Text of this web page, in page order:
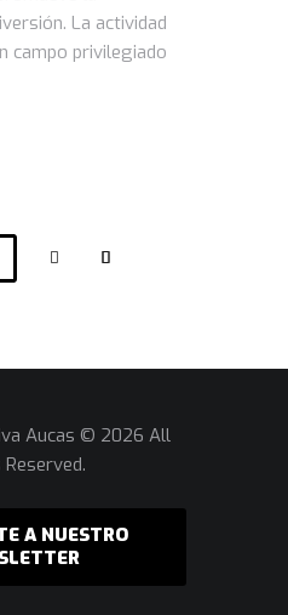
La actividad
campo privilegiado
Aucas © 2026 All
A NUESTRO